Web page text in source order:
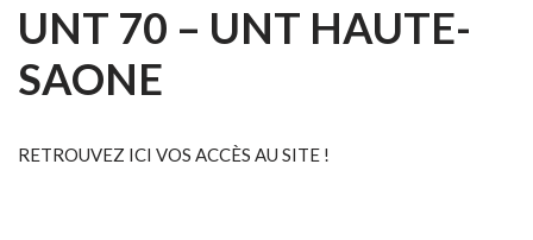
UNT 70 – UNT HAUTE-
SAONE
RETROUVEZ ICI VOS ACCÈS AU SITE !